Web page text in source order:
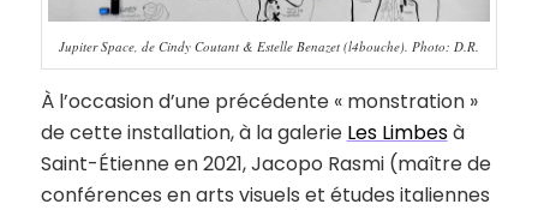
Jupiter Space, de Cindy Coutant & Estelle Benazet (l4bouche). Photo: D.R.
À l’occasion d’une précédente « monstration »
de cette installation, à la galerie Les Limbesà
Saint-Étienne en 2021, Jacopo Rasmi (maître de
conférences en arts visuels et études italiennes